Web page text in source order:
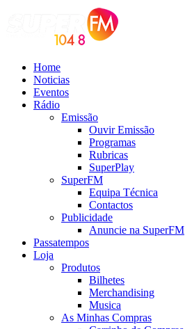
Home
Noticias
Eventos
Rádio
Emissão
Ouvir Emissão
Programas
Rubricas
SuperPlay
SuperFM
Equipa Técnica
Contactos
Publicidade
Anuncie na SuperFM
Passatempos
Loja
Produtos
Bilhetes
Merchandising
Musica
As Minhas Compras